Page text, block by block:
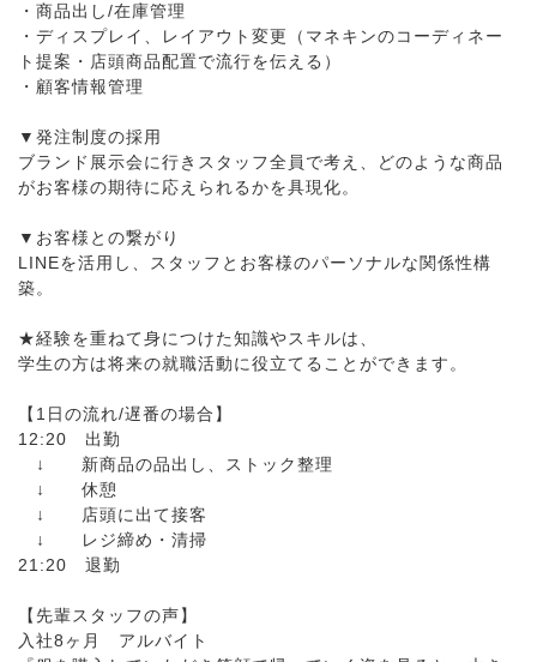
・商品出し/在庫管理
・ディスプレイ、レイアウト変更（マネキンのコーディネー
ト提案・店頭商品配置で流行を伝える）
・顧客情報管理
▼発注制度の採用
ブランド展示会に行きスタッフ全員で考え、どのような商品
がお客様の期待に応えられるかを具現化。
▼お客様との繋がり
LINEを活用し、スタッフとお客様のパーソナルな関係性構
築。
★経験を重ねて身につけた知識やスキルは、
学生の方は将来の就職活動に役立てることができます。
【1日の流れ/遅番の場合】
12:20 出勤
↓ 新商品の品出し、ストック整理
↓ 休憩
↓ 店頭に出て接客
↓ レジ締め・清掃
21:20 退勤
【先輩スタッフの声】
入社8ヶ月 アルバイト